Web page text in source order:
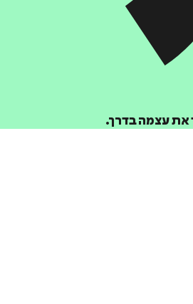
את עצמה בדרך.